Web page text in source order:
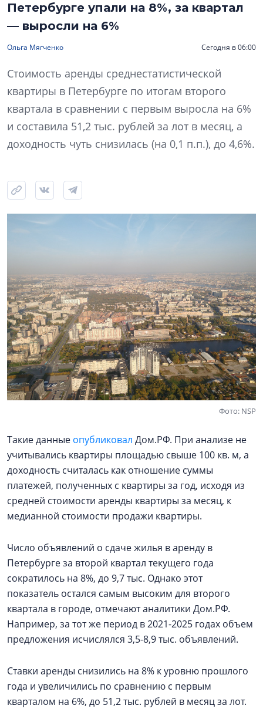
Петербурге упали на 8%, за квартал
— выросли на 6%
Ольга Мягченко Сегодня в 06:00
Стоимость аренды среднестатистической
квартиры в Петербурге по итогам второго
квартала в сравнении с первым выросла на 6%
и составила 51,2 тыс. рублей за лот в месяц, а
доходность чуть снизилась (на 0,1 п.п.), до 4,6%.
Фото: NSP
Такие данные опубликовал Дом.РФ. При анализе не
учитывались квартиры площадью свыше 100 кв. м, а
доходность считалась как отношение суммы
платежей, полученных с квартиры за год, исходя из
средней стоимости аренды квартиры за месяц, к
медианной стоимости продажи квартиры.
Число объявлений о сдаче жилья в аренду в
Петербурге за второй квартал текущего года
сократилось на 8%, до 9,7 тыс. Однако этот
показатель остался самым высоким для второго
квартала в городе, отмечают аналитики Дом.РФ.
Например, за тот же период в 2021-2025 годах объем
предложения исчислялся 3,5-8,9 тыс. объявлений.
Ставки аренды снизились на 8% к уровню прошлого
года и увеличились по сравнению с первым
кварталом на 6%, до 51,2 тыс. рублей в месяц за лот.